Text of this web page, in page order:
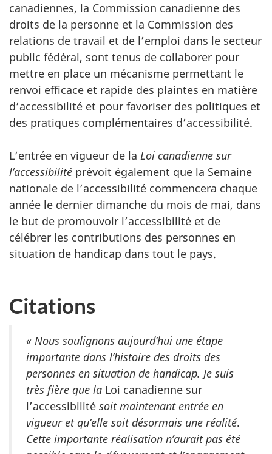
canadiennes, la Commission canadienne des
droits de la personne et la Commission des
relations de travail et de l’emploi dans le secteur
public fédéral, sont tenus de collaborer pour
mettre en place un mécanisme permettant le
renvoi efficace et rapide des plaintes en matière
d’accessibilité et pour favoriser des politiques et
des pratiques complémentaires d’accessibilité.
L’entrée en vigueur de la Loi canadienne sur
l’accessibilité prévoit également que la Semaine
nationale de l’accessibilité commencera chaque
année le dernier dimanche du mois de mai, dans
le but de promouvoir l’accessibilité et de
célébrer les contributions des personnes en
situation de handicap dans tout le pays.
Citations
« Nous soulignons aujourd’hui une étape
importante dans l’histoire des droits des
personnes en situation de handicap. Je suis
très fière que la Loi canadienne sur
l’accessibilité soit maintenant entrée en
vigueur et qu’elle soit désormais une réalité.
Cette importante réalisation n’aurait pas été